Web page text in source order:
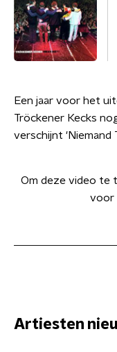
Een jaar voor het
Tröckener Kecks
verschijnt 'Niemand
Om deze video te
voor
Artiesten